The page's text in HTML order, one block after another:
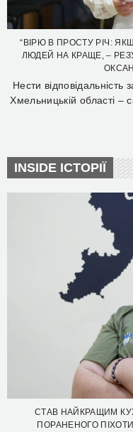
“ВІРЮ В ПРОСТУ РІЧ:
ЛЮДЕЙ НА КРАЩЕ, –
Нести відповідальність
Хмельницькій області –
INSIDE ІСТОРІЇ
СТАВ НАЙКРАЩИМ
ПОРАНЕНОГО